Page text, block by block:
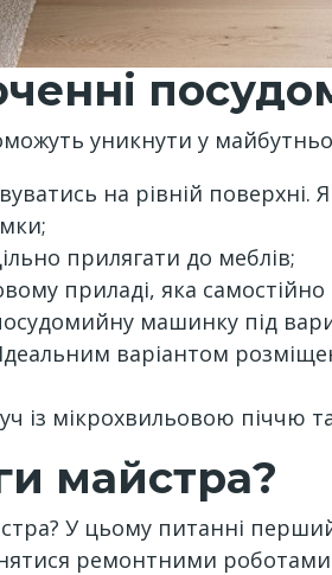
уникнути у
на рівній поверхні.
прилягати до меблів;
приладі, яка
машинку під
варіантом
із мікрохвильовою
майстра?
У цьому питанні
ремонтними